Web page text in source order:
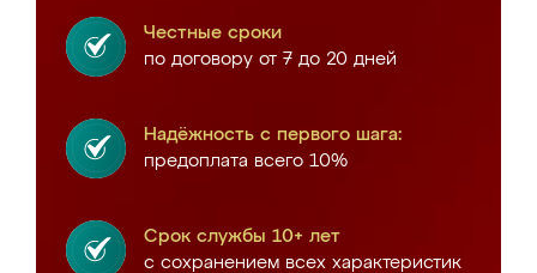
Честные сроки
по договору от 7 до 20 дней
Надёжность с первого шага:
предоплата всего 10%
Срок службы 10+ лет
с сохранением всех характеристик